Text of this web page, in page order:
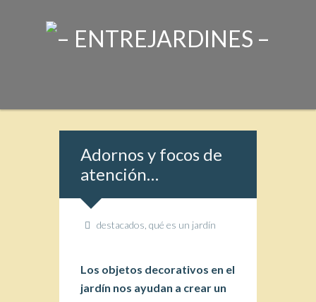
Adornos y focos de
atención…
destacados qué es un jardín
Los objetos decorativos en el
jardín nos ayudan a crear un